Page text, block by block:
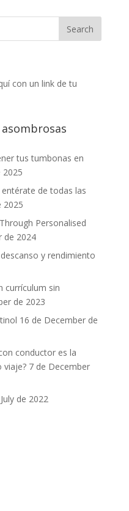
con un link de tu
tus tumbonas en
2025
de todas las
2025
Personalised
de 2024
y rendimiento
currículum sin
de 2023
16 de December de
conductor es la
viaje? 7 de December
de 2022